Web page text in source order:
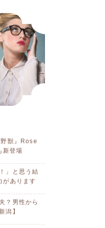
野獣』Rose
新登場
」と思う結
があります
？男性から
潟】